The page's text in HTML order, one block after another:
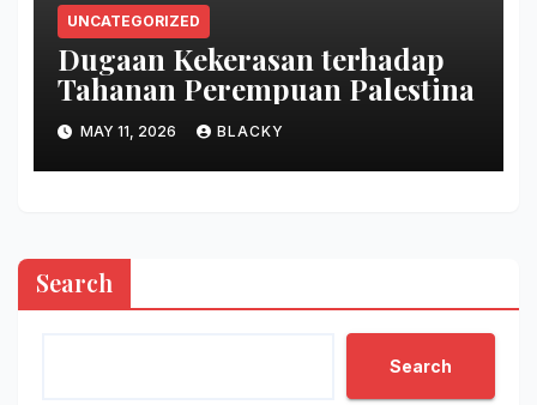
UNCATEGORIZED
Dugaan Kekerasan terhadap
Tahanan Perempuan Palestina
MAY 11, 2026 BLACKY
Search
Search